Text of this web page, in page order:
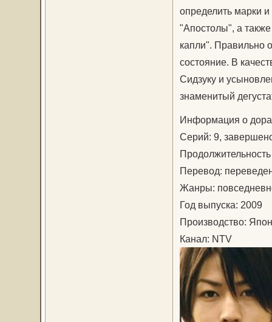
определить марки
"Апостолы", а
капли". Правильно
состояние. В
Сидзуку и
знаменитый
Информация о
Серий: 9,
Перевод:
Жанры:
Год выпуска: 2009
Производство:
Канал: NTV